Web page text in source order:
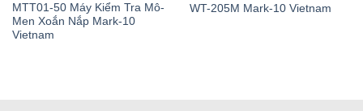
MTT01-50 Máy Kiểm Tra Mô-
Men Xoắn Nắp Mark-10
Vietnam
WT-205M Mark-10 Vietnam